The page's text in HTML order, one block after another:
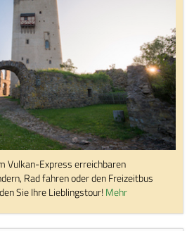
Vulkan-Express erreichbaren
Rad fahren oder den Freizeitbus
Sie Ihre Lieblingstour!Mehr